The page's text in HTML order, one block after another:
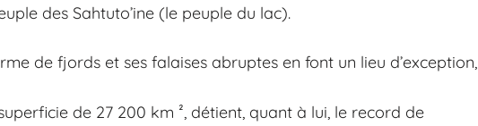
des Sahtuto’ine (le peuple du lac).
de fjords et ses falaises abruptes en font un lieu d’exception,
de 27 200 km ², détient, quant à lui, le record de